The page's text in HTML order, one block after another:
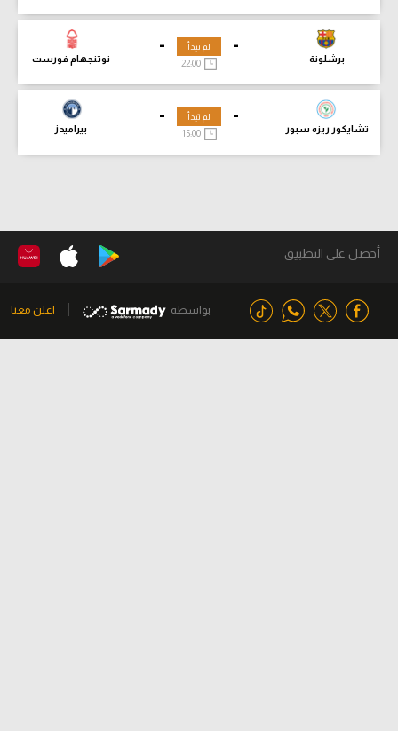
-
برشلونة
-
نوتنجهام فورست
لم تبدأ
-
تشايكور ريزه سبور
-
بيراميدز
لم تبدأ
15:00
أحصل على التطبيق
بواسطة اعلن معنا